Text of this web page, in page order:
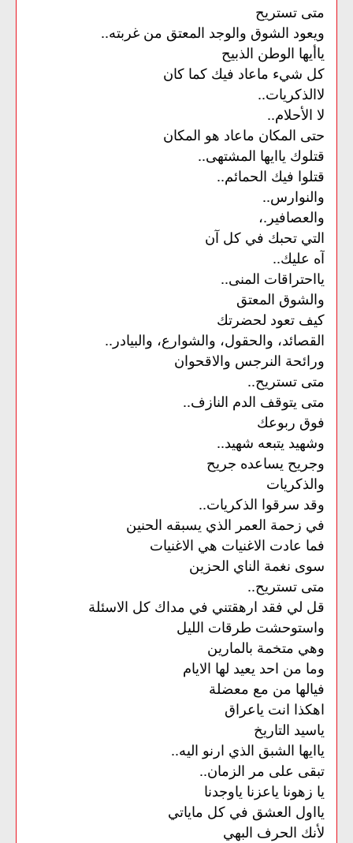
متى تستريح
ويعود الشوق والوجد المعتق من غربته..
ياأيها الوطن الذبيح
كل شيء ماعاد فيك كما كان
لاالذكريات..
لا الأحلام..
حتى المكان ماعاد هو المكان
قتلوك ياايها المشتهى..
قتلوا فيك الحمائم..
والنوارس..
والعصافير.،
التي تحبك في كل آن
آه عليك..
يااحتراقات المنى..
والشوق المعتق
كيف تعود لحضرتك
القصائد، والحقول، والشوارع، والبيادر..
ورائحة النرجس والاقحوان
متى تستريح..
متى يتوقف الدم النازف..
فوق ربوعك
وشهيد يتبعه شهيد..
وجريح يساعده جريح
والذكريات
وقد سرقوا الذكريات..
في زحمة العمر الذي يسبقه الحنين
فما عادت الاغنيات هي الاغنيات
سوى نغمة الناي الحزين
متى تستريح..
قل لي فقد ارهقتني في مداك كل الاسئلة
واستوحشت طرقات الليل
وهي متخمة بالمارين
وما من احد يعيد لها الايام
فيالها من مع معضلة
اهكذا انت ياعراق
ياسيد التاريخ
ياايها الشبق الذي ارنو اليه..
تبقى على مر الزمان..
يا زهونا ياعزنا ياوجدنا
يااول العشق في كل ماياتي
لأنك الحرف البهي